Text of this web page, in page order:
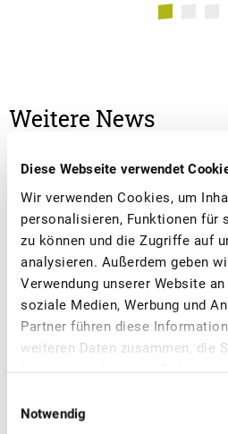
Diese Webseite verwendet
Wir verwenden Cookies, um
personalisieren, Funktionen für
zu können und die Zugriffe auf
analysieren. Außerdem geben
Verwendung unserer Website
soziale Medien, Werbung und
Partner führen diese
weiteren Daten zusammen, die
Notwendig
Weitere News
Erfolgreicher